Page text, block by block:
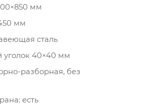
мм
мм
сталь
уголок 40×40 мм
разборная, без
есть